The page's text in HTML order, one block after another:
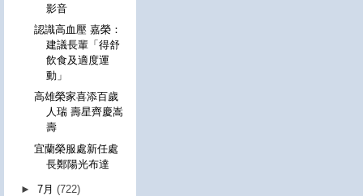
影音
認識高血壓 嘉榮：
建議長輩「得舒
飲食及適度運
動」
高雄榮家喜添百歲
人瑞 壽星齊慶嵩
壽
宜蘭榮服處新任處
長鄭陽光布達
►7月(722)